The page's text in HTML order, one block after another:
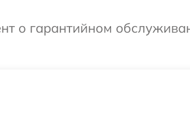
о гарантийном